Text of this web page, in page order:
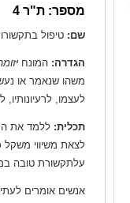
מספר: ת"ר 4
שם: טיפול
הגדרה: המונח
משהו שנאמר או
לעצמו, לרעיונותיו,
תכלית: ללמד את
לצאת משיווי משקל
עלתקשורת טובה
אנשים אומרים